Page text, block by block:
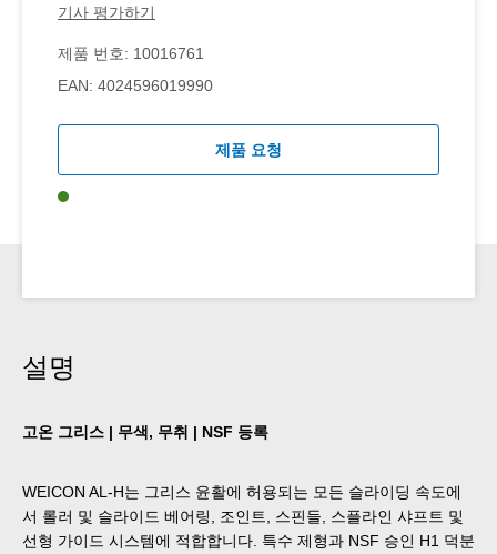
기사 평가하기
제품 번호: 10016761
EAN: 4024596019990
제품 요청
설명
고온 그리스 | 무색, 무취 | NSF 등록
WEICON AL-H는 그리스 윤활에 허용되는 모든 슬라이딩 속도에
서 롤러 및 슬라이드 베어링, 조인트, 스핀들, 스플라인 샤프트 및
선형 가이드 시스템에 적합합니다. 특수 제형과 NSF 승인 H1 덕분